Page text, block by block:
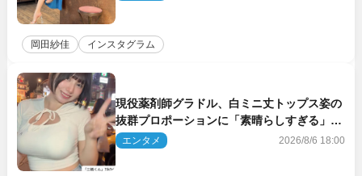
岡田紗佳 インスタグラム
現役薬剤師グラドル、白ミニ丈トップス姿の
抜群プロポーションに「素晴らしすぎる」
「すっっっご！」とネット絶賛
エンタメ 2026/8/6 18:00